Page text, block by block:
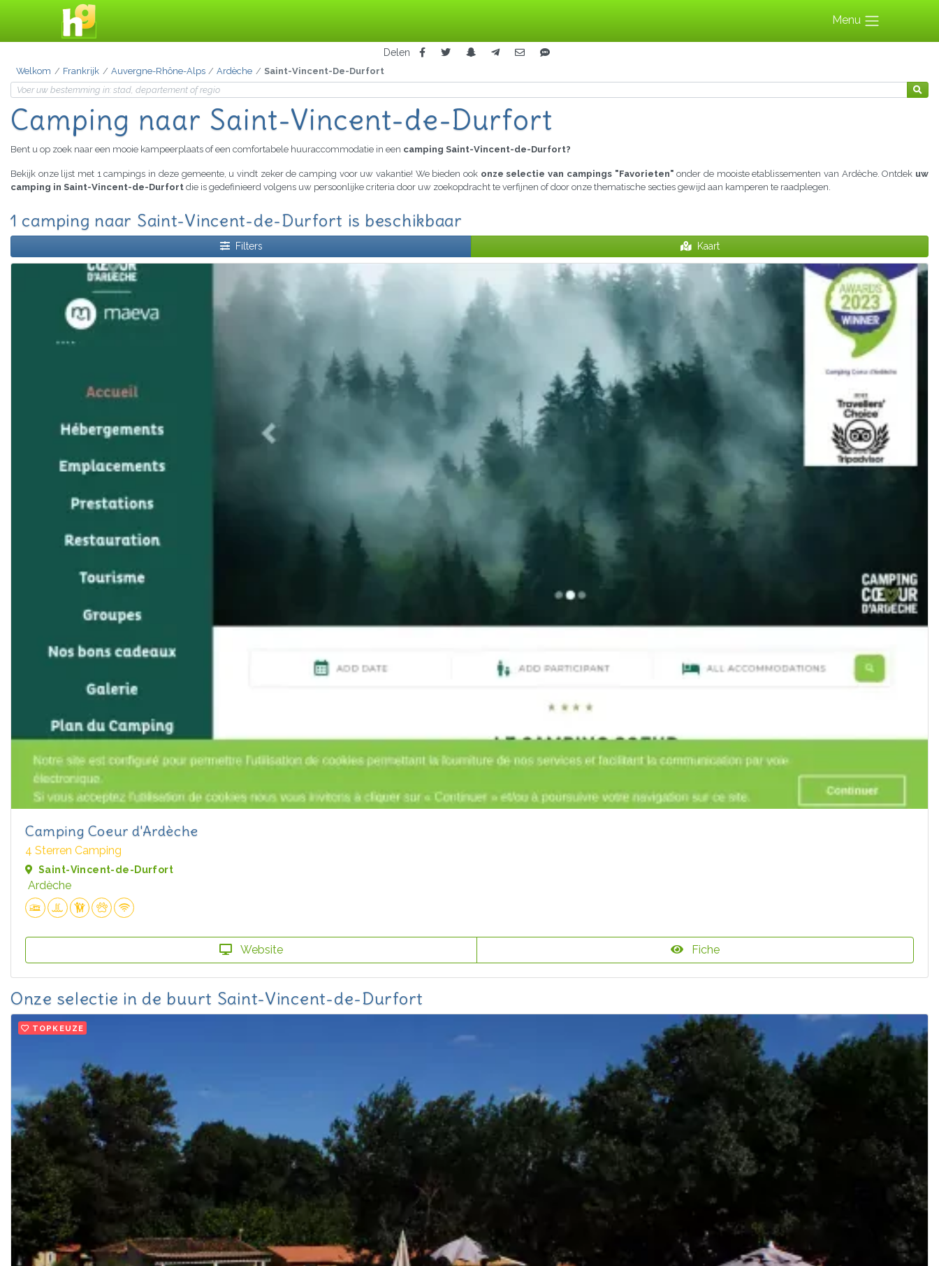
Menu
Delen
Welkom Frankrijk Auvergne-Rhône-Alps Ardèche Saint-Vincent-De-Durfort
Camping naar Saint-Vincent-de-Durfort
Bent u op zoek naar een mooie kampeerplaats of een comfortabele huuraccommodatie in een camping Saint-Vincent-de-Durfort?
Bekijk onze lijst met 1 campings in deze gemeente, u vindt zeker de camping voor uw vakantie! We bieden ook onze selectie van campings "Favorieten" onder de mooiste etablissementen van Ardèche. Ontdek uw
camping in Saint-Vincent-de-Durfort die is gedefinieerd volgens uw persoonlijke criteria door uw zoekopdracht te verfijnen of door onze thematische secties gewijd aan kamperen te raadplegen.
1 camping naar Saint-Vincent-de-Durfort is beschikbaar
Filters Kaart
Camping Coeur d'Ardèche
4 Sterren Camping
Saint-Vincent-de-Durfort
Ardèche
Website Fiche
Onze selectie in de buurt Saint-Vincent-de-Durfort
TOPKEUZE